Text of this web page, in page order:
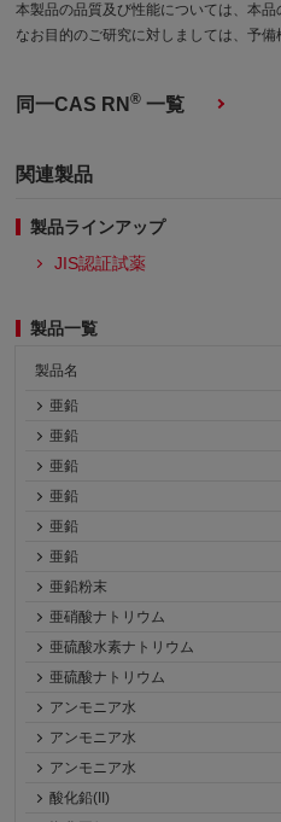
本製品の品質及び性能については、本品
なお目的のご研究に対しましては、予備
同一CAS RN® 一覧
関連製品
製品ラインアップ
JIS認証試薬
製品一覧
製品名
亜鉛
亜鉛
亜鉛
亜鉛
亜鉛
亜鉛
亜鉛粉末
亜硝酸ナトリウム
亜硫酸水素ナトリウム
亜硫酸ナトリウム
アンモニア水
アンモニア水
アンモニア水
酸化鉛(II)